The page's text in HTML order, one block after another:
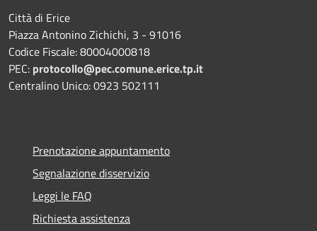
Città di Erice
Piazza Antonino Zichichi, 3 - 91016
Codice Fiscale: 80004000818
PEC: protocollo@pec.comune.erice.tp.it
Centralino Unico: 0923 502111
Prenotazione appuntamento
Segnalazione disservizio
Leggi le FAQ
Richiesta assistenza